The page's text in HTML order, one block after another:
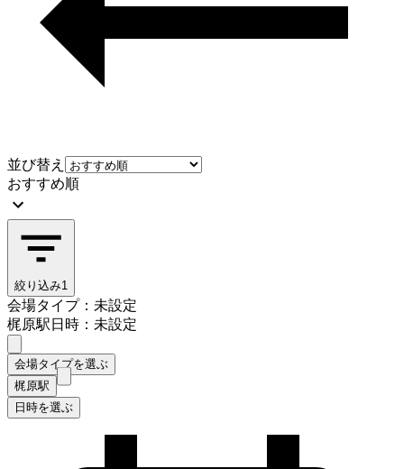
並び替え
おすすめ順
絞り込み1
会場タイプ：未設定
梶原駅日時：未設定
会場タイプを選ぶ
梶原駅
日時を選ぶ